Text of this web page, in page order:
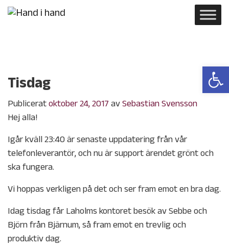
Tisdag
Publiceratoktober 24, 2017avSebastian Svensson
Hej alla!
Igår kväll 23:40 är senaste uppdatering från vår
telefonleverantör, och nu är support ärendet grönt och
ska fungera.
Vi hoppas verkligen på det och ser fram emot en bra dag.
Idag tisdag får Laholms kontoret besök av Sebbe och
Björn från Bjärnum, så fram emot en trevlig och
produktiv dag.